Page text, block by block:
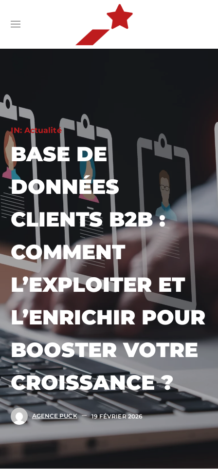
IN: Actualité
BASE DE
DONNÉES
CLIENTS B2B :
COMMENT
L’EXPLOITER ET
L’ENRICHIR POUR
BOOSTER VOTRE
CROISSANCE ?
AGENCE PUCK 19 FÉVRIER 2026